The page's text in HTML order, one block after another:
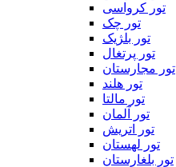
تور کرواسی
تور چک
تور بلژیک
تور پرتغال
تور مجارستان
تور هلند
تور مالتا
تور آلمان
تور اتریش
تور لهستان
تور بلغارستان